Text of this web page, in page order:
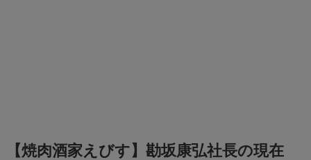
【焼肉酒家えびす】勘坂康弘社長の現在